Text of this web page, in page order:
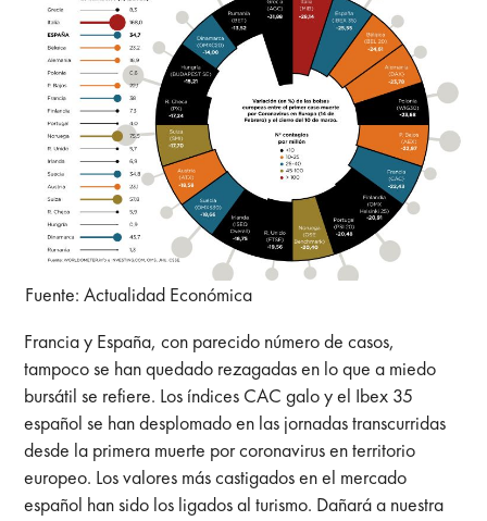
Fuente: Actualidad Económica
Francia y España, con parecido número de casos,
tampoco se han quedado rezagadas en lo que a miedo
bursátil se refiere. Los índices CAC galo y el Ibex 35
español se han desplomado en las jornadas transcurridas
desde la primera muerte por coronavirus en territorio
europeo. Los valores más castigados en el mercado
español han sido los ligados al turismo. Dañará a nuestra